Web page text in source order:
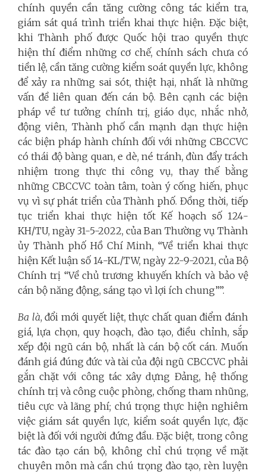
chính quyền cần tăng cường công tác kiểm tra,
giám sát quá trình triển khai thực hiện. Đặc biệt,
khi Thành phố được Quốc hội trao quyền thực
hiện thí điểm những cơ chế, chính sách chưa có
tiền lệ, cần tăng cường kiểm soát quyền lực, không
để xảy ra những sai sót, thiệt hại, nhất là những
vấn đề liên quan đến cán bộ. Bên cạnh các biện
pháp về tư tưởng chính trị, giáo dục, nhắc nhở,
động viên, Thành phố cần mạnh dạn thực hiện
các biện pháp hành chính đối với những CBCCVC
có thái độ bàng quan, e dè, né tránh, đùn đẩy trách
nhiệm trong thực thi công vụ, thay thế bằng
những CBCCVC toàn tâm, toàn ý cống hiến, phục
vụ vì sự phát triển của Thành phố. Đồng thời, tiếp
tục triển khai thực hiện tốt Kế hoạch số 124-
KH/TU, ngày 31-5-2022, của Ban Thường vụ Thành
ủy Thành phố Hồ Chí Minh, “Về triển khai thực
hiện Kết luận số 14-KL/TW, ngày 22-9-2021, của Bộ
Chính trị “Về chủ trương khuyến khích và bảo vệ
cán bộ năng động, sáng tạo vì lợi ích chung””.
Ba là, đổi mới quyết liệt, thực chất quan điểm đánh
giá, lựa chọn, quy hoạch, đào tạo, điều chỉnh, sắp
xếp đội ngũ cán bộ, nhất là cán bộ cốt cán. Muốn
đánh giá đúng đức và tài của đội ngũ CBCCVC phải
gắn chặt với công tác xây dựng Đảng, hệ thống
chính trị và công cuộc phòng, chống tham nhũng,
tiêu cực và lãng phí; chú trọng thực hiện nghiêm
việc giám sát quyền lực, kiểm soát quyền lực, đặc
biệt là đối với người đứng đầu. Đặc biệt, trong công
tác đào tạo cán bộ, không chỉ chú trọng về mặt
chuyên môn mà cần chú trọng đào tạo, rèn luyện